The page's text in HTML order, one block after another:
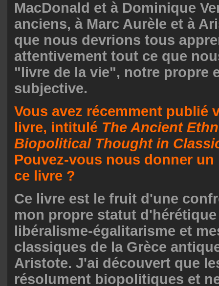
MacDonald et à Dominique
anciens, à Marc Aurèle et à
que nous devrions tous
attentivement tout ce que
"livre de la vie", notre propre
subjective.
Vous avez récemment publié
livre, intitulé The Ancient
Biopolitical Thought in
Pouvez-vous nous donner un
ce livre ?
Ce livre est le fruit d'une
mon propre statut
libéralisme-égalitarisme et
classiques de la Grèce
Aristote. J'ai découvert que
résolument biopolitiques et